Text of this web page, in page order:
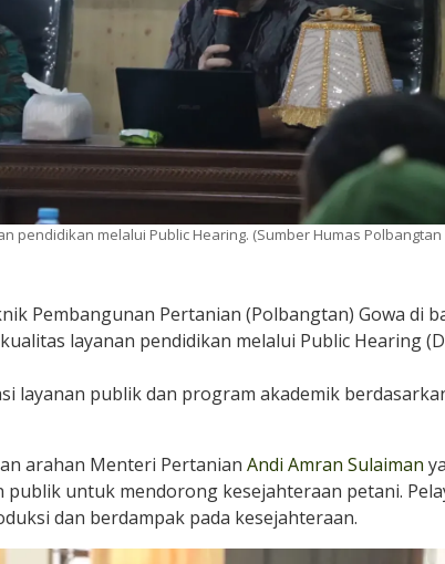
pendidikan melalui Public Hearing. (Sumber Humas Polbangtan
Pembangunan Pertanian (Polbangtan) Gowa di
layanan pendidikan melalui Public Hearing
layanan publik dan program akademik
arahan Menteri Pertanian Andi Amran Sulaiman
untuk mendorong kesejahteraan petani.
dan berdampak pada kesejahteraan.